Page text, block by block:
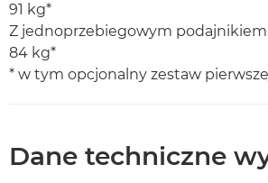
91 kg*
Z jednoprzebiegowym podajnikiem
84 kg*
* w tym opcjonalny zestaw
Dane techniczne